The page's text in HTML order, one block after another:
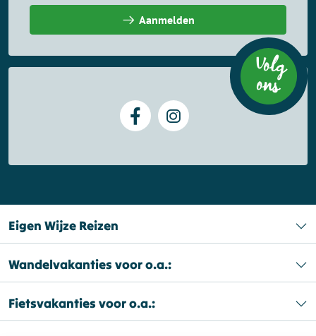
Aanmelden
Volg
on
s
Eigen Wijze Reizen
Wandelvakanties voor o.a.:
Fietsvakanties voor o.a.: